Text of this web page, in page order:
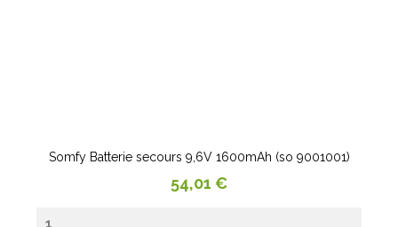
Somfy Batterie secours 9,6V 1600mAh (so 9001001)
Prix
54,01 €